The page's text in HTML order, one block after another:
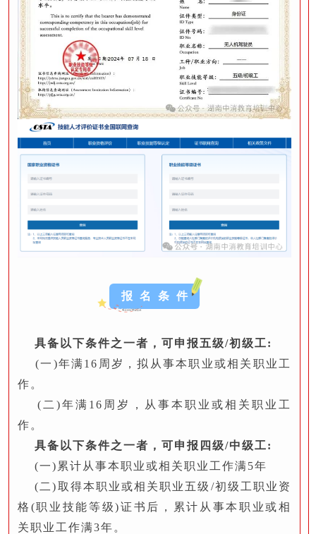
报 名 条 件
具备以下条件之一者，可申报五级/初级工:
(一)年满16周岁，拟从事本职业或相关职业工
作。
(二)年满16周岁，从事本职业或相关职业工
作。
具备以下条件之一者，可申报四级/中级工:
(一)累计从事本职业或相关职业工作满5年
(二)取得本职业或相关职业五级/初级工职业资
格(职业技能等级)证书后，累计从事本职业或相
关职业工作满3年。